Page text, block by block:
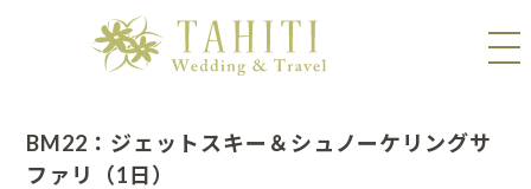
BM22：ジェットスキー＆シュノーケリングサ
ファリ（1日）